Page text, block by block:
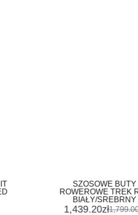
SZOSOWE BUTY
ROWEROWE TREK RSL
BIAŁY/SREBRNY
1,799.00zł
1,439.20zł